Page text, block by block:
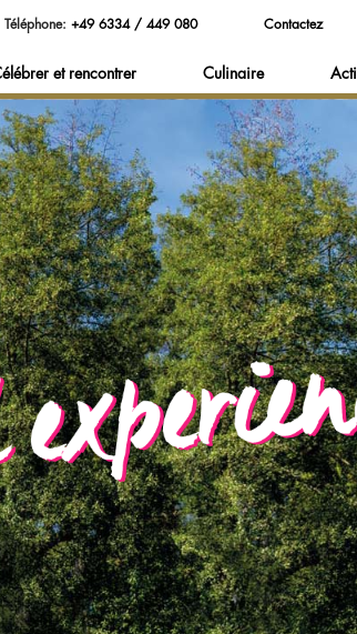
Téléphone: +49 6334 / 449 080 Contactez
et rencontrer Culinaire